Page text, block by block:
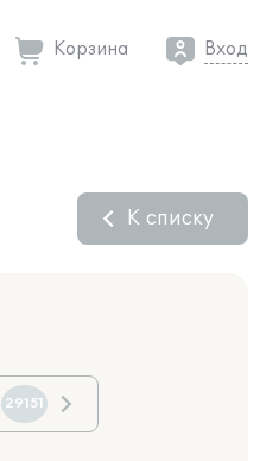
Корзина Вход
К списку
29151